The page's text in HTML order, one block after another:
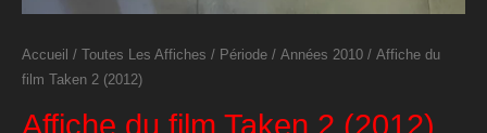
Accueil / Toutes Les Affiches / Période / Années 2010 / Affiche du
film Taken 2 (2012)
Affiche du film Taken 2 (2012)